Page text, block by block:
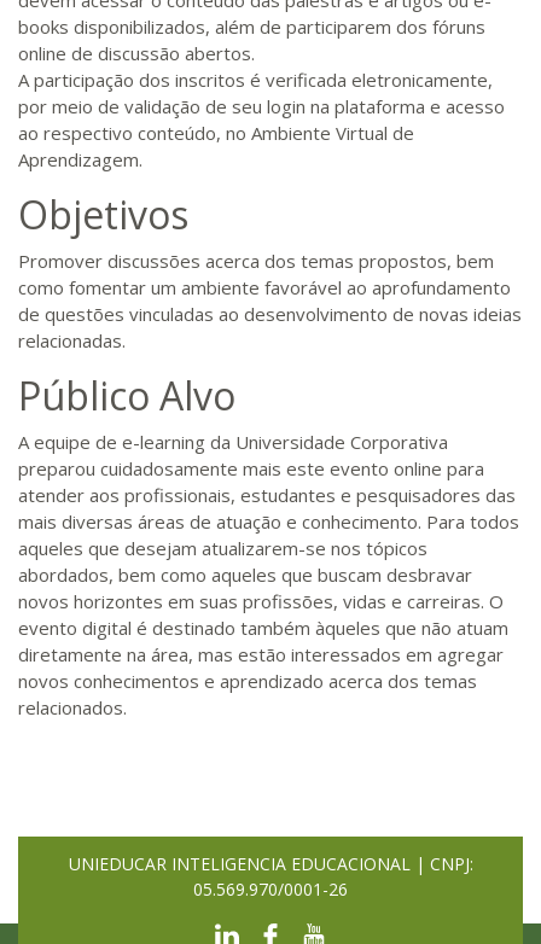
books disponibilizados, além de participarem dos fóruns
online de discussão abertos.
A participação dos inscritos é verificada eletronicamente,
por meio de validação de seu login na plataforma e acesso
ao respectivo conteúdo, no Ambiente Virtual de
Aprendizagem.
Objetivos
Promover discussões acerca dos temas propostos, bem
como fomentar um ambiente favorável ao aprofundamento
de questões vinculadas ao desenvolvimento de novas ideias
relacionadas.
Público Alvo
A equipe de e-learning da Universidade Corporativa
preparou cuidadosamente mais este evento online para
atender aos profissionais, estudantes e pesquisadores das
mais diversas áreas de atuação e conhecimento. Para todos
aqueles que desejam atualizarem-se nos tópicos
abordados, bem como aqueles que buscam desbravar
novos horizontes em suas profissões, vidas e carreiras. O
evento digital é destinado também àqueles que não atuam
diretamente na área, mas estão interessados em agregar
novos conhecimentos e aprendizado acerca dos temas
relacionados.
UNIEDUCAR INTELIGENCIA EDUCACIONAL | CNPJ:
05.569.970/0001-26